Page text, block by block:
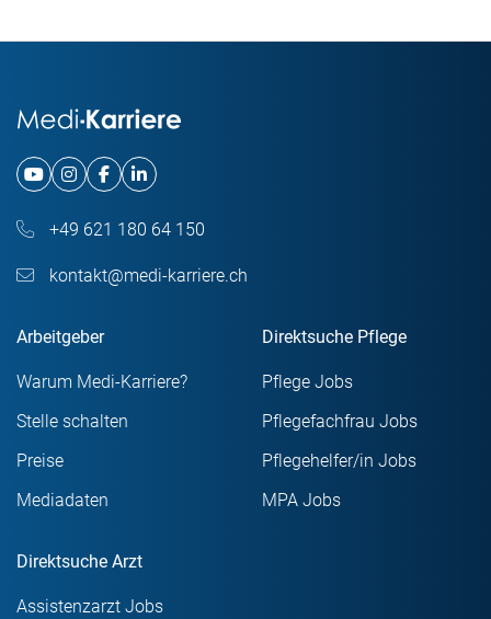
+49 621 180 64 150
kontakt@medi-karriere.ch
Arbeitgeber
Warum Medi-Karriere?
Stelle schalten
Preise
Mediadaten
Direktsuche Pflege
Pflege Jobs
Pflegefachfrau Jobs
Pflegehelfer/in Jobs
MPA Jobs
Direktsuche Arzt
Assistenzarzt Jobs